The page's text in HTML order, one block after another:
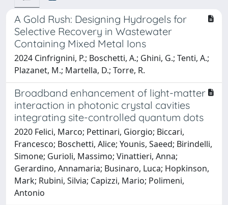
A Gold Rush: Designing Hydrogels for
Selective Recovery in Wastewater
Containing Mixed Metal Ions
2024 Cinfrignini, P.; Boschetti, A.; Ghini, G.; Tenti, A.;
Plazanet, M.; Martella, D.; Torre, R.
Broadband enhancement of light-matter
interaction in photonic crystal cavities
integrating site-controlled quantum dots
2020 Felici, Marco; Pettinari, Giorgio; Biccari,
Francesco; Boschetti, Alice; Younis, Saeed; Birindelli,
Simone; Gurioli, Massimo; Vinattieri, Anna;
Gerardino, Annamaria; Businaro, Luca; Hopkinson,
Mark; Rubini, Silvia; Capizzi, Mario; Polimeni,
Antonio